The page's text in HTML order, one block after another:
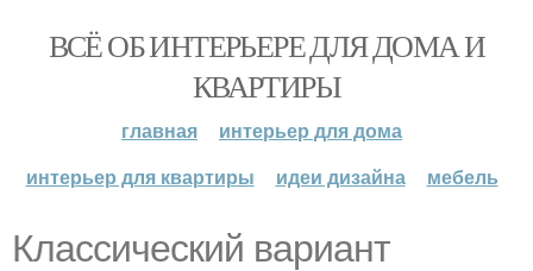
ВСЁ ОБ ИНТЕРЬЕРЕ ДЛЯ ДОМА И
КВАРТИРЫ
главная
интерьер для дома
интерьер для квартиры
идеи дизайна мебель
Классический вариант